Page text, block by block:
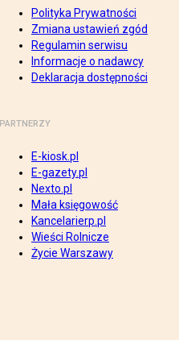
Polityka Prywatności
Zmiana ustawień zgód
Regulamin serwisu
Informacje o nadawcy
Deklaracja dostępności
PARTNERZY
E-kiosk.pl
E-gazety.pl
Nexto.pl
Mała księgowość
Kancelarierp.pl
Wieści Rolnicze
Życie Warszawy